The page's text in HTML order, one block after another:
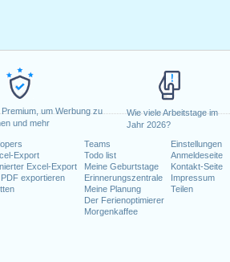
um Werbung zu
und mehr
Wie viele Arbeitstage im
Jahr 2026?
Export
Excel-Export
exportieren
Teams
Todo list
Meine Geburtstage
Erinnerungszentrale
Meine Planung
Der Ferienoptimierer
Morgenkaffee
Einstellungen
Anmeldeseite
Kontakt-Seite
Impressum
Teilen